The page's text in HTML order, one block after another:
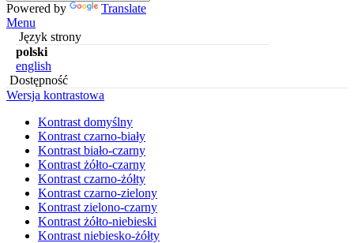
Powered by
Translate
Menu
Język strony
polski
english
Dostępność
Wersja kontrastowa
Kontrast domyślny
Kontrast czarno-biały
Kontrast biało-czarny
Kontrast żółto-czarny
Kontrast czarno-żółty
Kontrast czarno-zielony
Kontrast zielono-czarny
Kontrast żółto-niebieski
Kontrast niebiesko-żółty